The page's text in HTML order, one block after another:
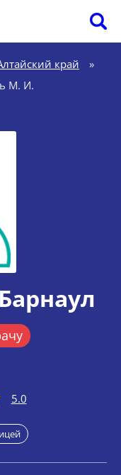
край
»
М. И.
5.0